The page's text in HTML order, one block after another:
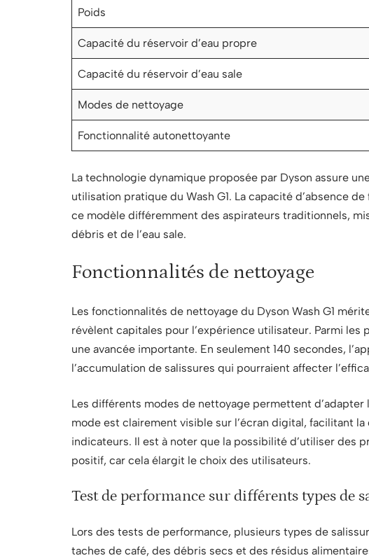
Poids
Capacité du réservoir d’eau propre
Capacité du réservoir d’eau sale
Modes de nettoyage
Fonctionnalité autonettoyante
La technologie dynamique proposée par Dyson assure
utilisation pratique du Wash G1. La capacité d’absence
ce modèle différemment des aspirateurs traditionnels,
débris et de l’eau sale.
Fonctionnalités de nettoyage
Les fonctionnalités de nettoyage du Dyson Wash G1
révèlent capitales pour l’expérience utilisateur. Parmi
une avancée importante. En seulement 140 secondes,
l’accumulation de salissures qui pourraient affecter
Les différents modes de nettoyage permettent
mode est clairement visible sur l’écran digital, facilitant
indicateurs. Il est à noter que la possibilité d’utiliser des
positif, car cela élargit le choix des utilisateurs.
Test de performance sur différents types de
Lors des tests de performance, plusieurs types de
taches de café, des débris secs et des résidus